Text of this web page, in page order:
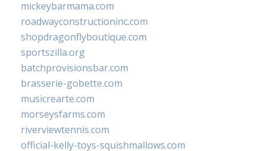
mickeybarmama.com
roadwayconstructioninc.com
shopdragonflyboutique.com
sportszilla.org
batchprovisionsbar.com
brasserie-gobette.com
musicrearte.com
morseysfarms.com
riverviewtennis.com
official-kelly-toys-squishmallows.com